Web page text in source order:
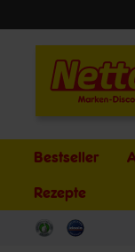
Bestseller
Rezepte